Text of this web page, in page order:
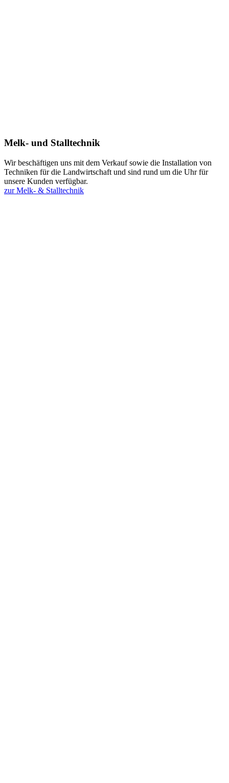
Melk- und Stalltechnik
Wir beschäftigen uns mit dem Verkauf sowie die Installation von
Techniken für die Landwirtschaft und sind rund um die Uhr für
unsere Kunden verfügbar.
zur Melk- & Stalltechnik